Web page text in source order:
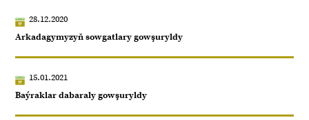
28.12.2020
Arkadagymyzyň sowgatlary gowşuryldy
15.01.2021
Baýraklar dabaraly gowşuryldy